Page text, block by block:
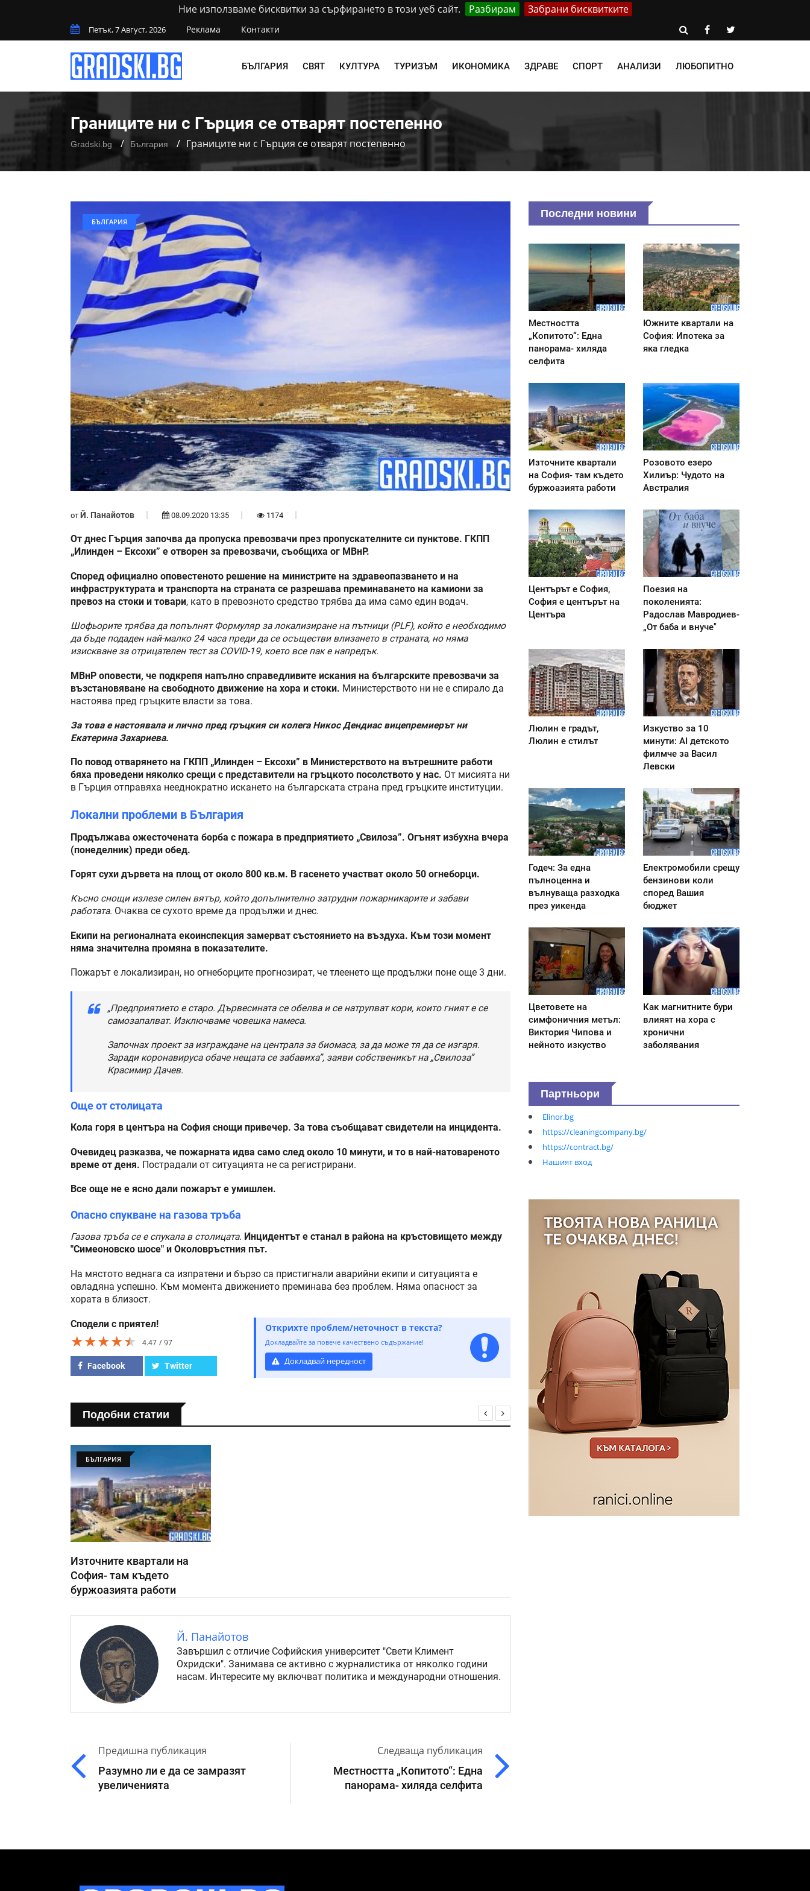
Ние използваме бисквитки за сърфирането в този уеб сайт. Разбирам Забрани бисквитките
Петък, 7 Август, 2026 Реклама Контакти
БЪЛГАРИЯ СВЯТ КУЛТУРА ТУРИЗЪМ ИКОНОМИКА ЗДРАВЕ СПОРТ АНАЛИЗИ ЛЮБОПИТНО
Границите ни с Гърция се отварят постепенно
Gradski.bg България Границите ни с Гърция се отварят постепенно
БЪЛГАРИЯ
от Й. Панайотов 08.09.2020 13:35 1174
От днес Гърция започва да пропуска превозвачи през пропускателните си пунктове. Г​КПП
„Илинден – Ексохи” е отворен за превозвачи, съобщиха ог МВнР.
Според официално оповестеното решение на министрите на здравеопазването и на
инфраструктурата и транспорта на страната се разрешава преминаването на камиони за
превоз на стоки и товари, като в превозното средство трябва да има само един водач.
Шофьорите трябва да попълнят Формуляр за локализиране на пътници (PLF), който е необходимо
да бъде подаден най-малко 24 часа преди да се осъществи влизането в страната, но няма
изискване за отрицателен тест за COVID-19, което все пак е напредък.
МВнР оповести, че подкрепя напълно справедливите искания на българските превозвачи за
възстановяване на свободното движение на хора и стоки. Министерството ни не е спирало да
настоява пред гръцките власти за това.
За това е настоявала и лично пред гръцкия си колега Никос Дендиас вицепремиерът ни
Екатерина Захариева.
По повод отварянето на ГКПП „Илинден – Ексохи” в Министерството на вътрешните работи
бяха проведени няколко срещи с представители на гръцкото посолството у нас. От мисията ни
в Гърция отправяха нееднократно искането на българската страна пред гръцките институции.
Локални проблеми в България
Продължава ожесточената борба с пожара в предприятието „Свилоза”. Огънят избухна вчера
(понеделник) преди обед.
Горят сухи дървета на площ от около 800 кв.м. В гасенето участват около 50 огнеборци.
Късно снощи излезе силен вятър, който допълнително затрудни пожарникарите и забави
работата. Очаква се сухото време да продължи и днес.
Екипи на регионалната екоинспекция замерват състоянието на въздуха. Към този момент
няма значителна промяна в показателите.
Пожарът е локализиран, но огнеборците прогнозират, че тлеенето ще продължи поне още 3 дни.
„Предприятието е старо. Дървесината се обелва и се натрупват кори, които гният е се
самозапалват. Изключваме човешка намеса.
Започнах проект за изграждане на централа за биомаса, за да може тя да се изгаря.
Заради коронавируса обаче нещата се забавиха”, заяви собственикът на „Свилоза”
Красимир Дачев.
Още от столицата
Кола горя в центъра на София снощи привечер. За това съобщават свидетели на инцидента.
Очевидец разказва, че пожарната идва само след около 10 минути, и то в най-натовареното
време от деня. Пострадали от ситуацията не са регистрирани.
Все още не е ясно дали пожарът е умишлен.
Опасно спукване на газова тръба
Газова тръба се е спукала в столицата. Инцидентът е станал в района на кръстовището между
"Симеоновско шосе" и Околовръстния път.
На мястото веднага са изпратени и бързо са пристигнали аварийни екипи и ситуацията е
овладяна успешно. Към момента движението преминава без проблем. Няма опасност за
хората в близост.
Сподели с приятел!
★★★★★
★★★★★
★★★★★ 4.47 97
Facebook Twitter
Открихте проблем/неточност в текста?
Докладвайте за повече качествено съдържание!
Докладвай нередност
Подобни статии
БЪЛГАРИЯ
Източните квартали на
София- там където
буржоазията работи
Й. Панайотов
Завършил с отличие Софийския университет "Свети Климент
Охридски". Занимава се активно с журналистика от няколко години
насам. Интересите му включват политика и международни отношения.
Предишна публикация
Разумно ли е да се замразят
увеличенията
Следваща публикация
Местността „Копитото“: Една
панорама- хиляда селфита
Последни новини
Местността
„Копитото“: Една
панорама- хиляда
селфита
Южните квартали на
София: Ипотека за
яка гледка
Източните квартали
на София- там където
буржоазията работи
Розовото езеро
Хилиър: Чудото на
Австралия
Центърът е София,
София е центърът на
Центъра
Поезия на
поколенията:
Радослав Мавродиев-
„От баба и внуче"
Люлин е градът,
Люлин е стилът
Изкуство за 10
минути: AI детското
филмче за Васил
Левски
Годеч: За една
пълноценна и
вълнуваща разходка
през уикенда
Електромобили срещу
бензинови коли
според Вашия
бюджет
Цветовете на
симфоничния метъл:
Виктория Чипова и
нейното изкуство
Как магнитните бури
влияят на хора с
хронични
заболявания
Партньори
Elinor.bg
https://cleaningcompany.bg/
https://contract.bg/
Нашият вход